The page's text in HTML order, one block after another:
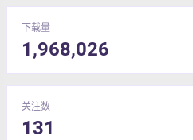
下载量
1,968,026
关注数
131